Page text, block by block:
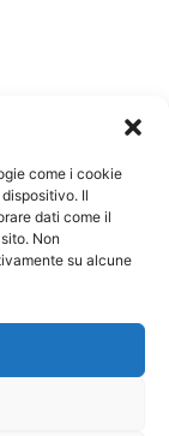
come i cookie
Il
dati come il
Non
su alcune
Biologi: